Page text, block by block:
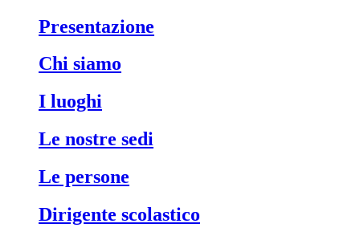
presentazione
chi siamo
i luoghi
le nostre sedi
le persone
dirigente scolastico